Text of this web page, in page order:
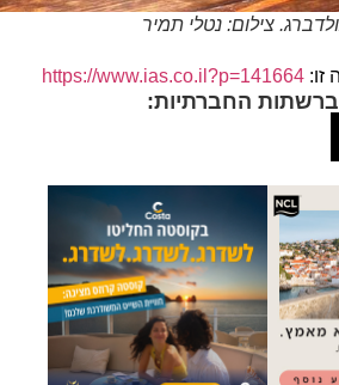
צילום: נטלי תמיר
https://www.ias.co.il?p=141664
החברתיות: